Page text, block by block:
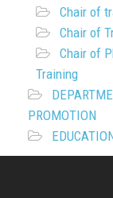
Chair of
Chair of
Chair of
Training
PROMOTION